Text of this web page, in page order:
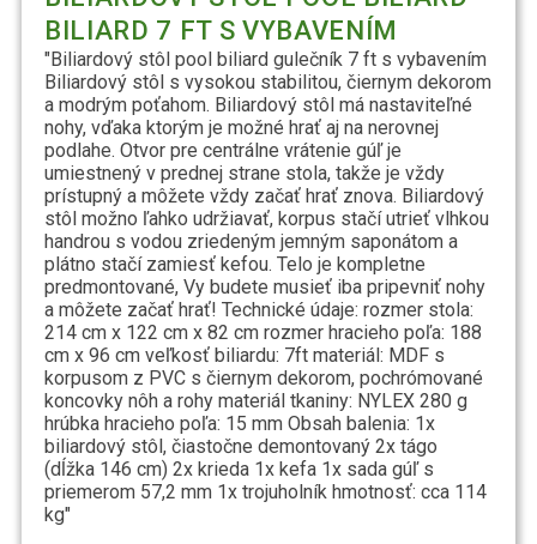
BILIARD 7 FT S VYBAVENÍM
"Biliardový stôl pool biliard gulečník 7 ft s vybavením
Biliardový stôl s vysokou stabilitou, čiernym dekorom
a modrým poťahom. Biliardový stôl má nastaviteľné
nohy, vďaka ktorým je možné hrať aj na nerovnej
podlahe. Otvor pre centrálne vrátenie gúľ je
umiestnený v prednej strane stola, takže je vždy
prístupný a môžete vždy začať hrať znova. Biliardový
stôl možno ľahko udržiavať, korpus stačí utrieť vlhkou
handrou s vodou zriedeným jemným saponátom a
plátno stačí zamiesť kefou. Telo je kompletne
predmontované, Vy budete musieť iba pripevniť nohy
a môžete začať hrať! Technické údaje: rozmer stola:
214 cm x 122 cm x 82 cm rozmer hracieho poľa: 188
cm x 96 cm veľkosť biliardu: 7ft materiál: MDF s
korpusom z PVC s čiernym dekorom, pochrómované
koncovky nôh a rohy materiál tkaniny: NYLEX 280 g
hrúbka hracieho poľa: 15 mm Obsah balenia: 1x
biliardový stôl, čiastočne demontovaný 2x tágo
(dĺžka 146 cm) 2x krieda 1x kefa 1x sada gúľ s
priemerom 57,2 mm 1x trojuholník hmotnosť: cca 114
kg"